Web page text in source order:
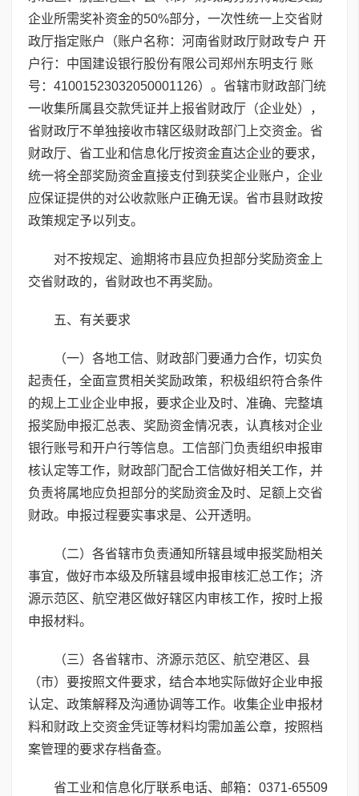
企业所需奖补资金的50%部分，一次性统一上交省财
政厅指定账户（账户名称：河南省财政厅财政专户 开
户行：中国建设银行股份有限公司郑州东明支行 账
号：41001523032050001126）。省辖市财政部门统
一收集所属县交款凭证并上报省财政厅（企业处），
省财政厅不单独接收市辖区级财政部门上交资金。省
财政厅、省工业和信息化厅按资金直达企业的要求，
统一将全部奖励资金直接支付到获奖企业账户，企业
应保证提供的对公收款账户正确无误。省市县财政按
政策规定予以列支。
对不按规定、逾期将市县应负担部分奖励资金上
交省财政的，省财政也不再奖励。
五、有关要求
（一）各地工信、财政部门要通力合作，切实负
起责任，全面宣贯相关奖励政策，积极组织符合条件
的规上工业企业申报，要求企业及时、准确、完整填
报奖励申报汇总表、奖励资金情况表，认真核对企业
银行账号和开户行等信息。工信部门负责组织申报审
核认定等工作，财政部门配合工信做好相关工作，并
负责将属地应负担部分的奖励资金及时、足额上交省
财政。申报过程要实事求是、公开透明。
（二）各省辖市负责通知所辖县域申报奖励相关
事宜，做好市本级及所辖县域申报审核汇总工作；济
源示范区、航空港区做好辖区内审核工作，按时上报
申报材料。
（三）各省辖市、济源示范区、航空港区、县
（市）要按照文件要求，结合本地实际做好企业申报
认定、政策解释及沟通协调等工作。收集企业申报材
料和财政上交资金凭证等材料均需加盖公章，按照档
案管理的要求存档备查。
省工业和信息化厅联系电话、邮箱：0371-65509